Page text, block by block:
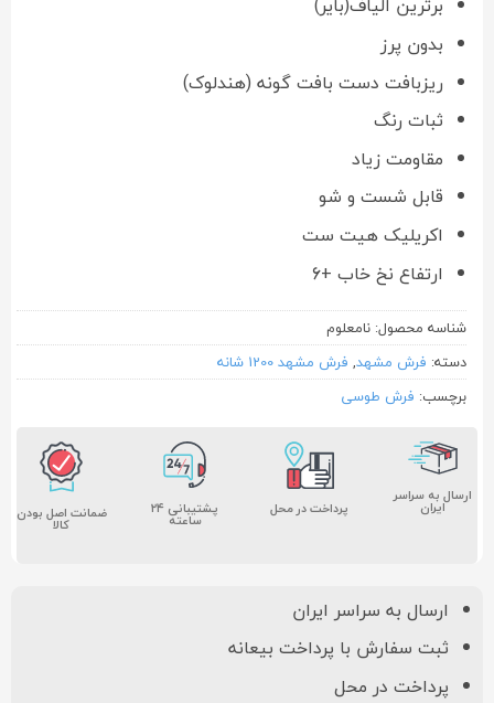
بدون پرز
ریزبافت دست بافت گونه (هندلوک)
ثبات رنگ
مقاومت زیاد
قابل شست و شو
اکریلیک هیت ست
ارتفاع نخ خاب +6
شناسه محصول: نامعلوم
دسته: فرش مشهد, فرش مشهد 1200 شانه
برچسب: فرش طوسی
ارسال به سراسر
ایران پرداخت در محل پشتیبانی ۲۴
ساعته ضمانت اصل بودن
کالا
ارسال به سراسر ایران
ثبت سفارش با پرداخت بیعانه
پرداخت در محل